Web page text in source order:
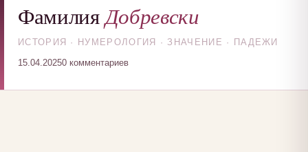
ФамилияДобревски
ИСТОРИЯ · НУМЕРОЛОГИЯ · ЗНАЧЕНИЕ · ПАДЕЖИ
15.04.20250 комментариев